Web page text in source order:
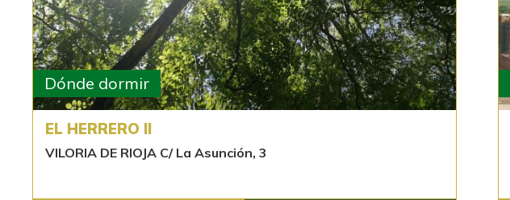
Dónde dormir
EL HERRERO II
VILORIA DE RIOJA C/ La Asunción, 3